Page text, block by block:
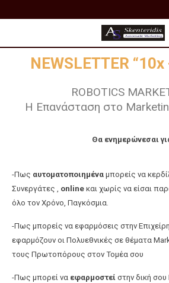
NEWSLETTER
ROBOTICS
Η Επανάσταση στο
Θα ενημερώνεσαι
-Πως αυτοματοποιημένα μπορείς να
Συνεργάτες , online και χωρίς να είσαι
όλο τον Χρόνο, Παγκόσμια.
-Πως μπορείς να εφαρμόσεις στην
εφαρμόζουν οι Πολυεθνικές σε θέματα
τους Πρωτοπόρους στον Τομέα σου
-Πως μπορεί να εφαρμοστεί στην δική